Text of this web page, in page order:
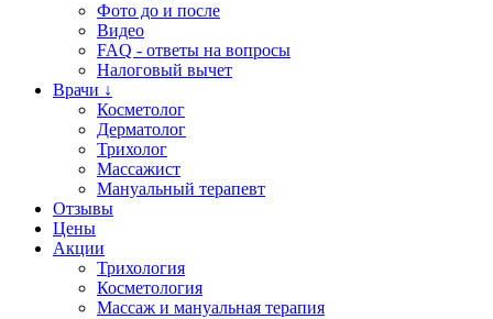
Фото до и после
Видео
FAQ - ответы на вопросы
Налоговый вычет
Врачи ↓
Косметолог
Дерматолог
Трихолог
Массажист
Мануальный терапевт
Отзывы
Цены
Акции
Трихология
Косметология
Массаж и мануальная терапия